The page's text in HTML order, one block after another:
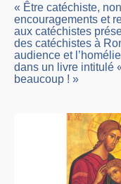
« Être catéchiste,
encouragements et
aux catéchistes
des catéchistes à
audience et
dans un livre intitulé
beaucoup ! »